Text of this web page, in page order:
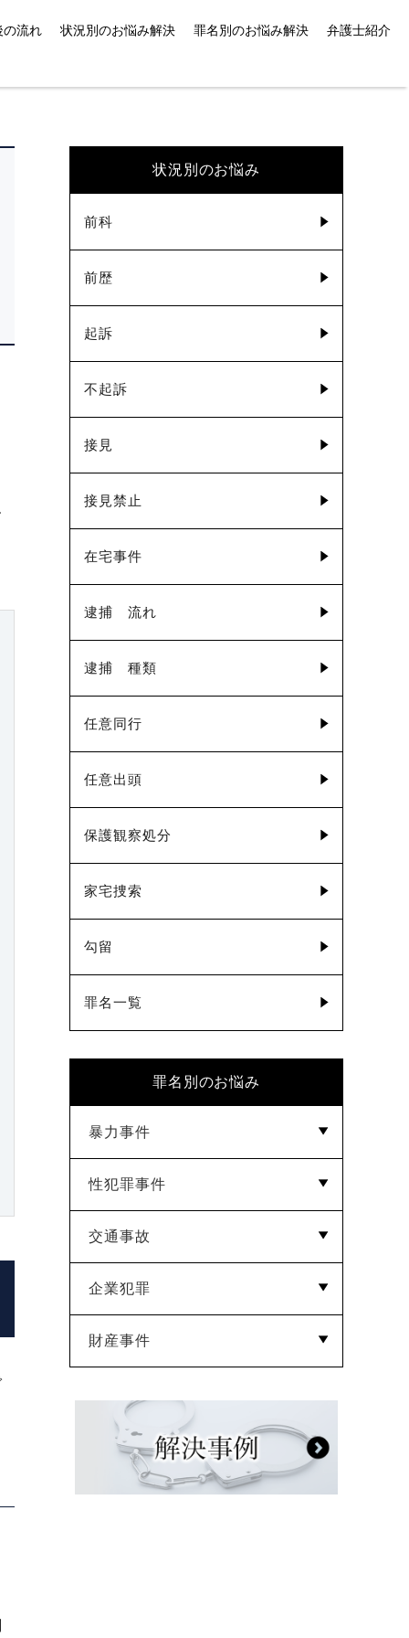
の流れ 状況別のお悩み解決 罪名別のお悩み解決 弁護士紹介
状況別のお悩み
前科
前歴
起訴
不起訴
接見
接見禁止
在宅事件
逮捕 流れ
逮捕 種類
任意同行
任意出頭
保護観察処分
家宅捜索
勾留
罪名一覧
罪名別のお悩み
暴力事件
傷害罪
暴行罪
脅迫・恐喝・強要罪
性犯罪事件
強制性交等罪
強制わいせつ
迷惑防止条例違反
公然わいせつ
痴漢
盗撮
児童ポルノ
逮捕監禁罪
交通事故
過失運転致死傷罪
道路交通法違反
企業犯罪
横領
業務上横領
背任
信用棄損罪
業務妨害罪
財産事件